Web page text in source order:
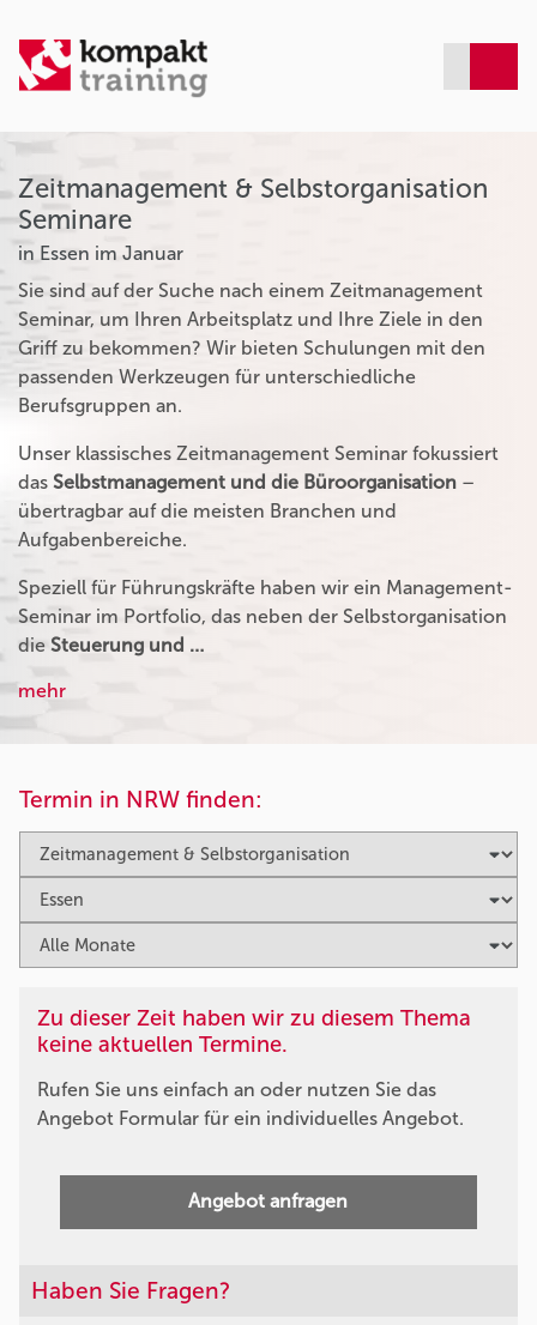
Zeitmanagement & Selbstorganisation
Seminare
in Essen im Januar
Sie sind auf der Suche nach einem Zeitmanagement
Seminar, um Ihren Arbeitsplatz und Ihre Ziele in den
Griff zu bekommen? Wir bieten Schulungen mit den
passenden Werkzeugen für unterschiedliche
Berufsgruppen an.
Unser klassisches Zeitmanagement Seminar fokussiert
das Selbstmanagement und die Büroorganisation –
übertragbar auf die meisten Branchen und
Aufgabenbereiche.
Speziell für Führungskräfte haben wir ein Management-
Seminar im Portfolio, das neben der Selbstorganisation
die Steuerung und …
mehr
Termin in NRW finden:
Zu dieser Zeit haben wir zu diesem Thema
keine aktuellen Termine.
Rufen Sie uns einfach an oder nutzen Sie das
Angebot Formular für ein individuelles Angebot.
Angebot anfragen
Haben Sie Fragen?